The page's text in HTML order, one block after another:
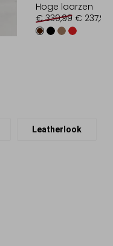
Hoge laarzen
€ 339,99 € 237,99
Leatherlook